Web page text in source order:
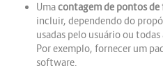
Umacontagem de pontos de
incluir, dependendo do
usadas pelo usuário ou
Por exemplo, fornecer um
software.